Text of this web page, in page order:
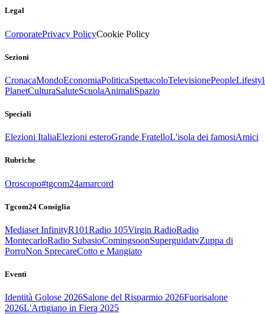
Legal
CorporatePrivacy PolicyCookie Policy
Sezioni
CronacaMondoEconomiaPoliticaSpettacoloTelevisionePeople
PlanetCulturaSaluteScuolaAnimaliSpazio
Speciali
Elezioni ItaliaElezioni esteroGrande FratelloL'isola dei famosiAmici
Rubriche
Oroscopo#tgcom24amarcord
Tgcom24 Consiglia
Mediaset InfinityR101Radio 105Virgin RadioRadio
MontecarloRadio SubasioComingsoonSuperguidatvZuppa di
PorroNon SprecareCotto e Mangiato
Eventi
Identità Golose 2026Salone del Risparmio 2026Fuorisalone
2026L'Artigiano in Fiera 2025